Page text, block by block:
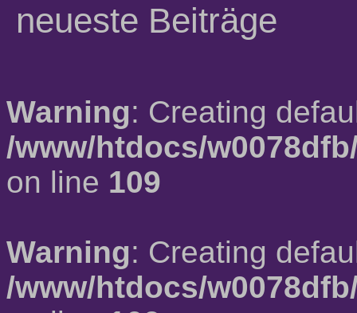
neueste Beiträge
Warning: Creating
/www/htdocs/
on line 109
Warning: Creating
/www/htdocs/